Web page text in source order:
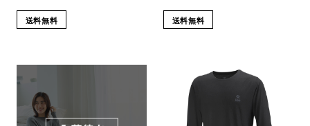
送料無料 送料無料